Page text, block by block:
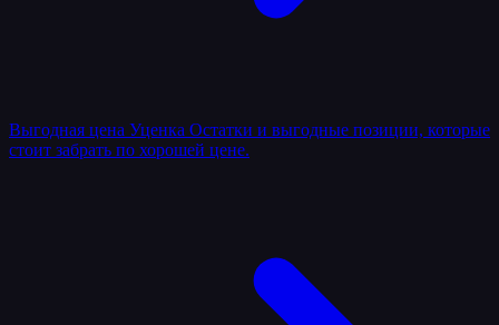
Выгодная цена Уценка Остатки и выгодные позиции, которые
стоит забрать по хорошей цене.